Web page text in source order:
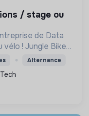
de Data
Bike
les cyclistes
Alternance
Tech